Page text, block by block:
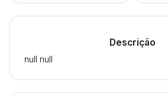
Descrição
null null